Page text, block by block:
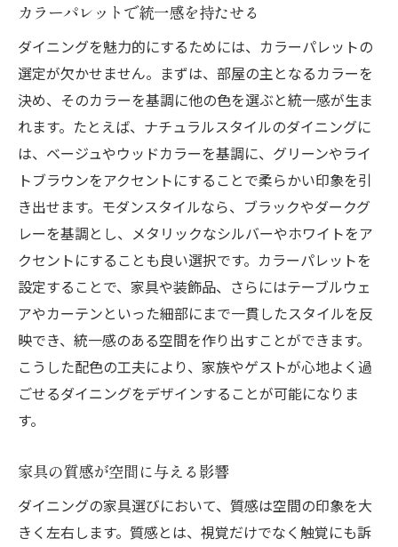
カラーパレットで統一感を持たせる
ダイニングを魅力的にするためには、カラーパレットの
選定が欠かせません。まずは、部屋の主となるカラーを
決め、そのカラーを基調に他の色を選ぶと統一感が生ま
れます。たとえば、ナチュラルスタイルのダイニングに
は、ベージュやウッドカラーを基調に、グリーンやライ
トブラウンをアクセントにすることで柔らかい印象を引
き出せます。モダンスタイルなら、ブラックやダークグ
レーを基調とし、メタリックなシルバーやホワイトをア
クセントにすることも良い選択です。カラーパレットを
設定することで、家具や装飾品、さらにはテーブルウェ
アやカーテンといった細部にまで一貫したスタイルを反
映でき、統一感のある空間を作り出すことができます。
こうした配色の工夫により、家族やゲストが心地よく過
ごせるダイニングをデザインすることが可能になりま
す。
家具の質感が空間に与える影響
ダイニングの家具選びにおいて、質感は空間の印象を大
きく左右します。質感とは、視覚だけでなく触覚にも訴